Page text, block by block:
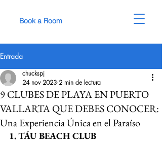
Book a Room
Entrada
9 CLUBES DE PLAYA EN PUERTO
VALLARTA QUE DEBES CONOCER:
Una Experiencia Única en el Paraíso
chuckspj
24 nov 2023 2 min de lectura
1. TÁU BEACH CLUB